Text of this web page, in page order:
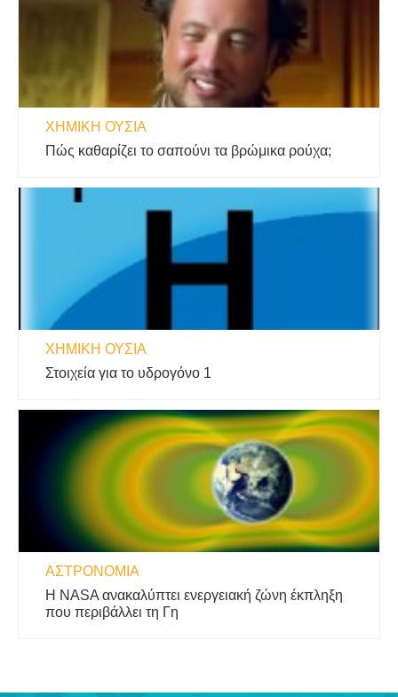
ΧΗΜΙΚΉ ΟΥΣΊΑ
Πώς καθαρίζει το σαπούνι τα βρώμικα ρούχα;
ΧΗΜΙΚΉ ΟΥΣΊΑ
Στοιχεία για το υδρογόνο 1
ΑΣΤΡΟΝΟΜΊΑ
Η NASA ανακαλύπτει ενεργειακή ζώνη έκπληξη
που περιβάλλει τη Γη